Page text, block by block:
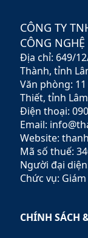
chính vững chắc,
Rubypeace
cấp các sản
mà còn mang
vụ tư vấn
giúp khách
lợi nhuận và
ro.
CÔNG TY
CÔNG
Địa chỉ: 649/
Thành, tỉnh
Văn phòng:
Thiết, tỉnh
Điện thoại:
Email:
Website:
Mã số thuế:
Người đại
Chức vụ:
CHÍNH SÁCH